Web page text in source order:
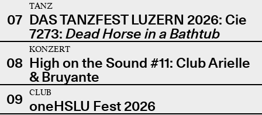
07
TANZ
DAS TANZFEST LUZERN 2026: Cie
7273: Dead Horse in a Bathtub
08
KONZERT
High on the Sound #11: Club Arielle
& Bruyante
09
CLUB
oneHSLU Fest 2026